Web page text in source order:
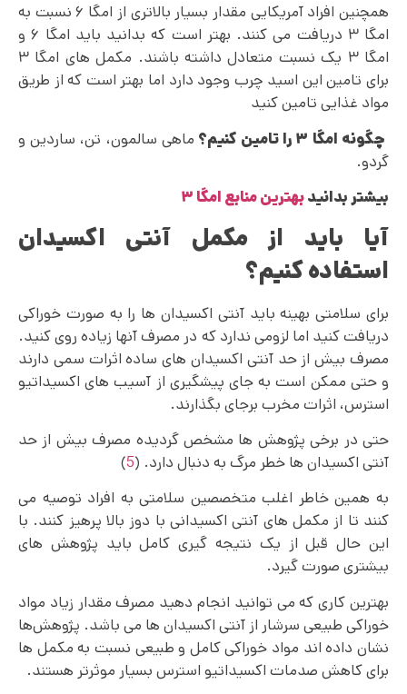
همچنین افراد آمریکایی مقدار بسیار بالاتری از امگا ۶ نسبت به
امگا ۳ دریافت می کنند. بهتر است که بدانید باید امگا ۶ و
امگا ۳ یک نسبت متعادل داشته باشند. مکمل های امگا ۳
برای تامین این اسید چرب وجود دارد اما بهتر است که از طریق
مواد غذایی تامین کنید
چگونه امگا ۳ را تامین کنیم؟
ماهی سالمون، تن، ساردین و
گردو.
بیشتر بدانیدبهترین منابع امگا ۳
آیا باید از مکمل آنتی اکسیدان
استفاده کنیم؟
برای سلامتی بهینه باید آنتی اکسیدان ها را به صورت خوراکی
دریافت کنید اما لزومی ندارد که در مصرف آنها زیاده‌ روی کنید.
مصرف بیش از حد آنتی اکسیدان های ساده اثرات سمی دارند
و حتی ممکن است به جای پیشگیری از آسیب‌ های اکسیداتیو
استرس، اثرات مخرب برجای بگذارند.
حتی در برخی پژوهش ها مشخص گردیده مصرف بیش از حد
آنتی اکسیدان‌ ها خطر مرگ به دنبال دارد. (5
)
به همین خاطر اغلب متخصصین سلامتی به افراد توصیه می‌
کنند تا از مکمل های آنتی اکسیدانی با دوز بالا پرهیز کنند. با
این حال قبل از یک نتیجه گیری کامل باید پژوهش های
بیشتری صورت گیرد.
بهترین کاری که می‌ توانید انجام دهید مصرف مقدار زیاد مواد
خوراکی طبیعی سرشار از آنتی‌ اکسیدان‌ ها می‌ باشد. پژوهش‌ها
نشان داده ‌اند مواد خوراکی کامل و طبیعی نسبت به مکمل ها
برای کاهش صدمات اکسیداتیو استرس بسیار موثرتر هستند.